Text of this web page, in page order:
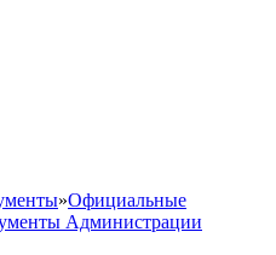
»Официальные
Администрации